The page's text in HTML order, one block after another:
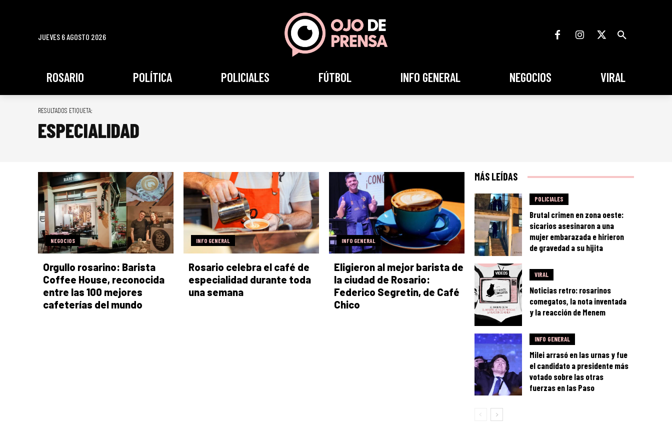
JUEVES 6 AGOSTO 2026
ROSARIO POLÍTICA POLICIALES FÚTBOL INFO GENERAL NEGOCIOS VIRAL
RESULTADOS ETIQUETA:
ESPECIALIDAD
NEGOCIOS
Orgullo rosarino: Barista
Coffee House, reconocida
entre las 100 mejores
cafeterías del mundo
INFO GENERAL
Rosario celebra el café de
especialidad durante toda
una semana
INFO GENERAL
Eligieron al mejor barista de
la ciudad de Rosario:
Federico Segretin, de Café
Chico
MÁS LEÍDAS
POLICIALES
Brutal crimen en zona oeste:
sicarios asesinaron a una
mujer embarazada e hirieron
de gravedad a su hijita
VIRAL
Noticias retro: rosarinos
comegatos, la nota inventada
y la reacción de Menem
INFO GENERAL
Milei arrasó en las urnas y fue
el candidato a presidente más
votado sobre las otras
fuerzas en las Paso